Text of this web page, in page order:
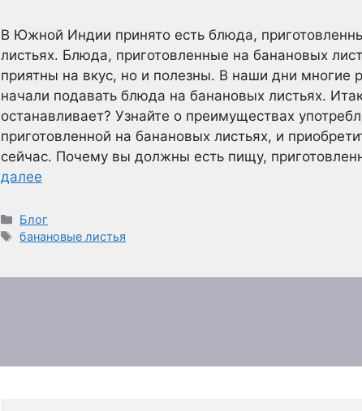
В Южной Индии принято есть блюда,
листьях. Блюда, приготовленные на банановых
приятны на вкус, но и полезны. В наши дни многие
начали подавать блюда на банановых листьях.
останавливает? Узнайте о преимуществах
приготовленной на банановых листьях, и
сейчас. Почему вы должны есть пищу,
далее
Рубрики
Блог
Метки
банановые листья